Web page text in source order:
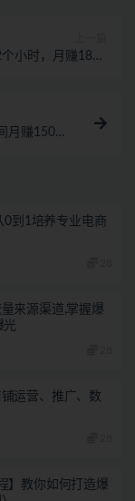
小时，月赚1800
月赚150
0到1培养专业电商
来源渠道,掌握爆
光
运营、推广、数
】教你如何打造爆